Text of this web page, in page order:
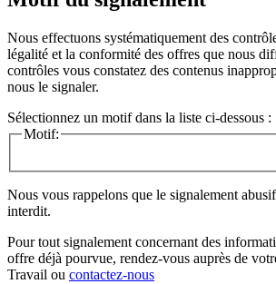
Nous effectuons systématiquement des
légalité et la conformité des offres que nous
contrôles vous constatez des contenus
nous le signaler.
Sélectionnez un motif dans la liste ci-dessous :
Motif:
Nous vous rappelons que le signalement
interdit.
Pour tout signalement concernant des
offre déjà pourvue, rendez-vous auprès de
Travail ou contactez-nous